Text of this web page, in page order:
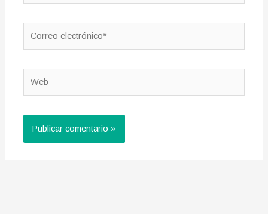
electrónico*